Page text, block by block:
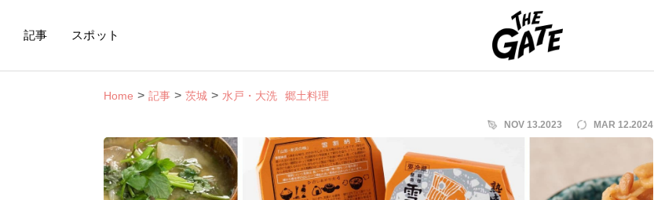
記事 スポット
Home 記事 茨城 水戸・大洗 郷土料理
NOV 13.2023 MAR 12.2024